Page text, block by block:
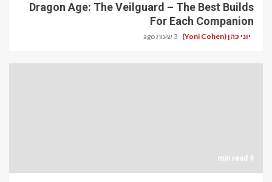
Dragon Age: The Veilguard – The Best Builds
For Each Companion
יוני כהן (Yoni Cohen) 3 שעות ago
9 min read